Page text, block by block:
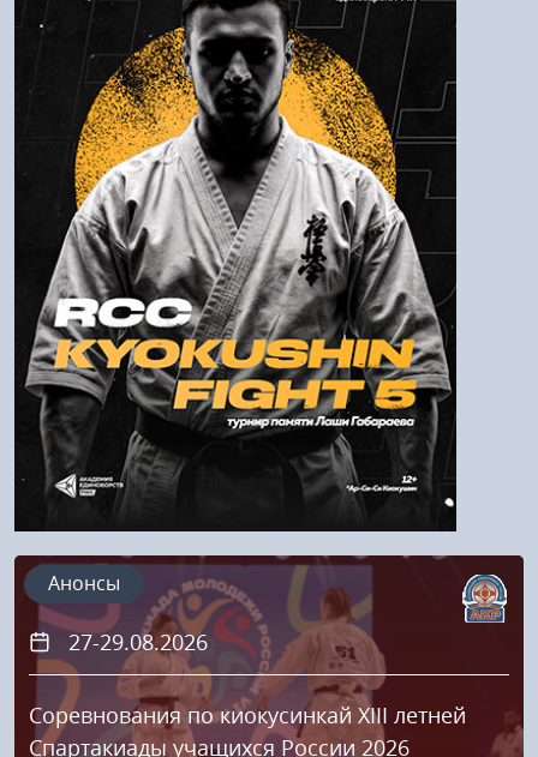
Пароль
Войти
Напомнить пароль
Регистрация
27-29.08.2026
Соревнования по киокусинкай XIII летней
Спартакиады учащихся России 2026
Анонсы